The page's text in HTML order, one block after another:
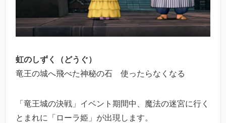
虹のしずく（どうぐ）
竜王の城へ飛べた神秘の石 使ったらなくなる
「竜王城の決戦」イベント期間中、魔法の迷宮に行く
とまれに「ローラ姫」が出現します。